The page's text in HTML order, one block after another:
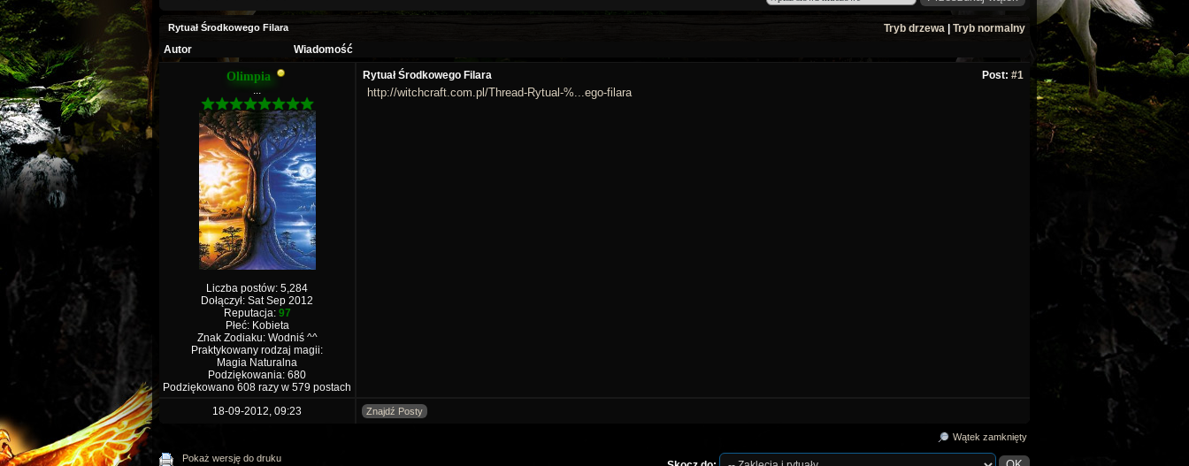
Tryb drzewa Tryb normalny
Rytuał Środkowego Filara
Autor Wiadomość
Olimpia
...
Liczba postów: 5,284
Dołączył: Sat Sep 2012
Reputacja: 97
Płeć: Kobieta
Znak Zodiaku: Wodniś ^^
Praktykowany rodzaj magii:
Magia Naturalna
Podziękowania: 680
Podziękowano 608 razy w 579 postach
Post: #1
Rytuał Środkowego Filara
http://witchcraft.com.pl/Thread-Rytual-%...ego-filara
18-09-2012, 09:23 Znajdź Posty
Wątek zamknięty
Pokaż wersję do druku